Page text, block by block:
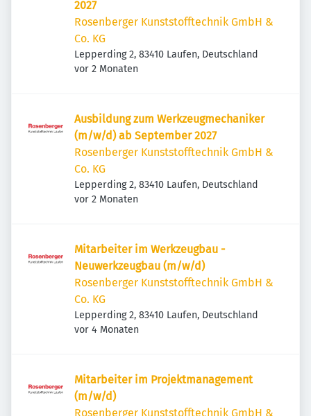
2027
Rosenberger Kunststofftechnik GmbH &
Co. KG
Lepperding 2, 83410 Laufen, Deutschland
Veröffentlicht:
vor 2 Monaten
Ausbildung zum Werkzeugmechaniker
(m/w/d) ab September 2027
Rosenberger Kunststofftechnik GmbH &
Co. KG
Lepperding 2, 83410 Laufen, Deutschland
Veröffentlicht:
vor 2 Monaten
Mitarbeiter im Werkzeugbau -
Neuwerkzeugbau (m/w/d)
Rosenberger Kunststofftechnik GmbH &
Co. KG
Lepperding 2, 83410 Laufen, Deutschland
Veröffentlicht:
vor 4 Monaten
Mitarbeiter im Projektmanagement
(m/w/d)
Rosenberger Kunststofftechnik GmbH &